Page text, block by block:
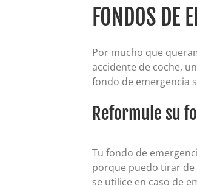
FONDOS DE
Por mucho que
accidente de coche,
fondo de emergencia
Reformule su
Tu fondo de
porque puedo tirar de
se utilice en caso de